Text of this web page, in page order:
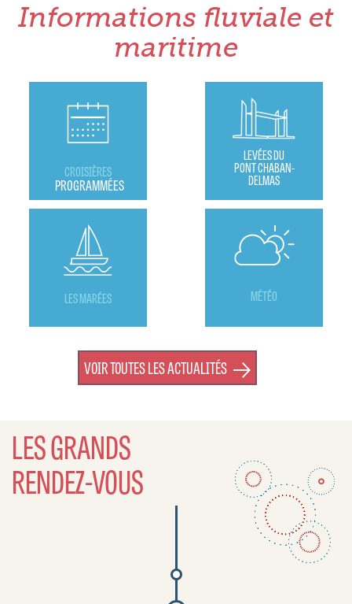
Informations fluviale et
maritime
CROISIÈRES
PROGRAMMÉES
LEVÉES DU
PONT CHABAN-
DELMAS
LES MARÉES MÉTÉO
VOIR TOUTES LES ACTUALITÉS
LES GRANDS
RENDEZ-VOUS